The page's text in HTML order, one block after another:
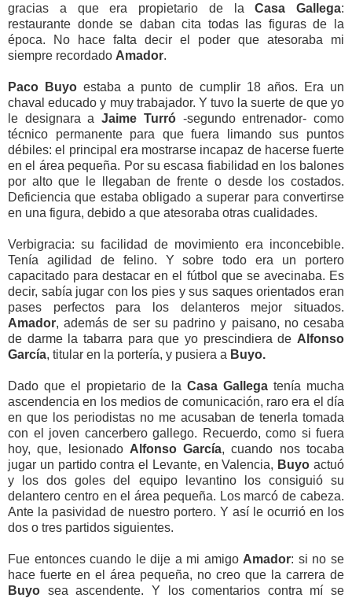
gracias a que era propietario de laCasa Gallega:
restaurante donde se daban cita todas las figuras de la
época. No hace falta decir el poder que atesoraba mi
siempre recordado Amador.
Paco Buyo estaba a punto de cumplir 18 años. Era un
chaval educado y muy trabajador. Y tuvo la suerte de que yo
le designara aJaime Turró-segundo entrenador- como
técnico permanente para que fuera limando sus puntos
débiles: el principal era mostrarse incapaz de hacerse fuerte
en el área pequeña. Por su escasa fiabilidad en los balones
por alto que le llegaban de frente o desde los costados.
Deficiencia que estaba obligado a superar para convertirse
en una figura, debido a que atesoraba otras cualidades.
Verbigracia: su facilidad de movimiento era inconcebible.
Tenía agilidad de felino. Y sobre todo era un portero
capacitado para destacar en el fútbol que se avecinaba. Es
decir, sabía jugar con los pies y sus saques orientados eran
pases perfectos para los delanteros mejor situados.
Amador, además de ser su padrino y paisano, no cesaba
de darme la tabarra para que yo prescindiera de Alfonso
García, titular en la portería, y pusiera a Buyo.
Dado que el propietario de la Casa Gallega tenía mucha
ascendencia en los medios de comunicación, raro era el día
en que los periodistas no me acusaban de tenerla tomada
con el joven cancerbero gallego. Recuerdo, como si fuera
hoy, que, lesionado Alfonso García, cuando nos tocaba
jugar un partido contra el Levante, en Valencia, Buyo actuó
y los dos goles del equipo levantino los consiguió su
delantero centro en el área pequeña. Los marcó de cabeza.
Ante la pasividad de nuestro portero. Y así le ocurrió en los
dos o tres partidos siguientes.
Fue entonces cuando le dije a mi amigo Amador: si no se
hace fuerte en el área pequeña, no creo que la carrera de
Buyo sea ascendente. Y los comentarios contra mí se